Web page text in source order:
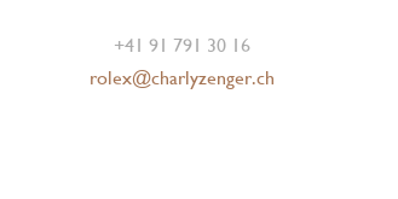
+41 91 791 30 16
rolex@charlyzenger.ch